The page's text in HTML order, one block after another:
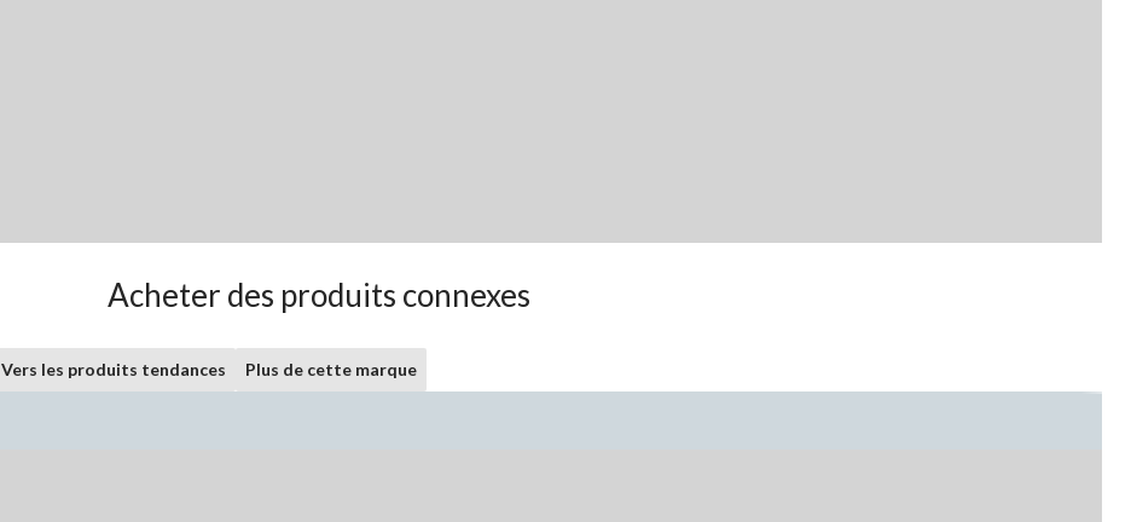
Acheter des produits connexes
Vers les produits tendances Plus de cette marque